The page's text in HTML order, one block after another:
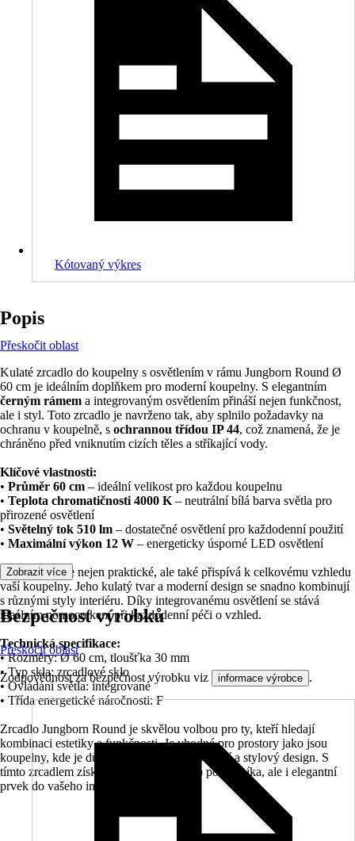
Kótovaný výkres
Popis
Přeskočit oblast
Kulaté zrcadlo do koupelny s osvětlením v rámu Jungborn Round Ø
60 cm je ideálním doplňkem pro moderní koupelny. S elegantním
černým rámem a integrovaným osvětlením přináší nejen funkčnost,
ale i styl. Toto zrcadlo je navrženo tak, aby splnilo požadavky na
ochranu v koupelně, s ochrannou třídou IP 44, což znamená, že je
chráněno před vniknutím cizích těles a stříkající vody.
Klíčové vlastnosti:
• Průměr 60 cm – ideální velikost pro každou koupelnu
• Teplota chromatičnosti 4000 K – neutrální bílá barva světla pro
přirozené osvětlení
• Světelný tok 510 lm – dostatečné osvětlení pro každodenní použití
• Maximální výkon 12 W – energeticky úsporné LED osvětlení
Toto zrcadlo je nejen praktické, ale také přispívá k celkovému vzhledu
vaší koupelny. Jeho kulatý tvar a moderní design se snadno kombinují
s různými styly interiéru. Díky integrovanému osvětlení se stává
ideálním pomocníkem při každodenní péči o vzhled.
Technická specifikace:
• Rozměry: Ø 60 cm, tloušťka 30 mm
• Typ skla: zrcadlové sklo
• Ovládání světla: integrované
• Třída energetické náročnosti: F
Zrcadlo Jungborn Round je skvělou volbou pro ty, kteří hledají
kombinaci estetiky a funkčnosti. Je vhodné pro prostory jako jsou
koupelny, kde je důležité mít kvalitní osvětlení a stylový design. S
tímto zrcadlem získáte nejen praktického pomocníka, ale i elegantní
prvek do vašeho interiéru.
Zobrazit více
Bezpečnost výrobků
Přeskočit oblast
Zodpovědnost za bezpečnost výrobku viz informace výrobce .